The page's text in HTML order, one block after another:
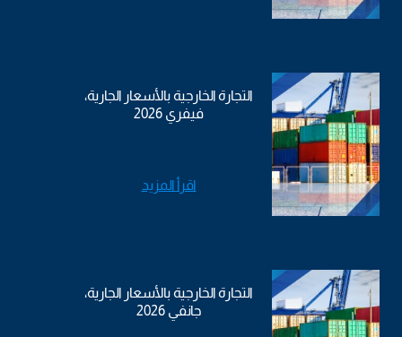
التجارة الخارجية بالأسعار الجارية،
فيفري 2026
اقرأ المزيد
التجارة الخارجية بالأسعار الجارية،
جانفي 2026